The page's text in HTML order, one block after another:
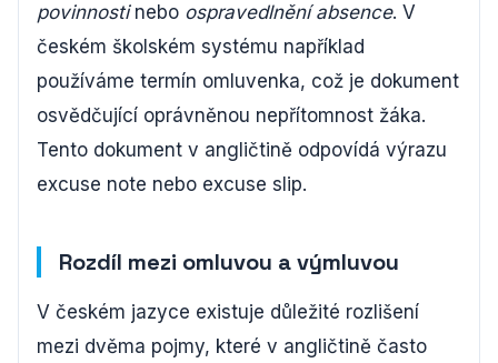
povinnostinebo ospravedlnění absence. V
českém školském systému například
používáme termín omluvenka, což je dokument
osvědčující oprávněnou nepřítomnost žáka.
Tento dokument v angličtině odpovídá výrazu
excuse note nebo excuse slip.
Rozdíl mezi omluvou a výmluvou
V českém jazyce existuje důležité rozlišení
mezi dvěma pojmy, které v angličtině často